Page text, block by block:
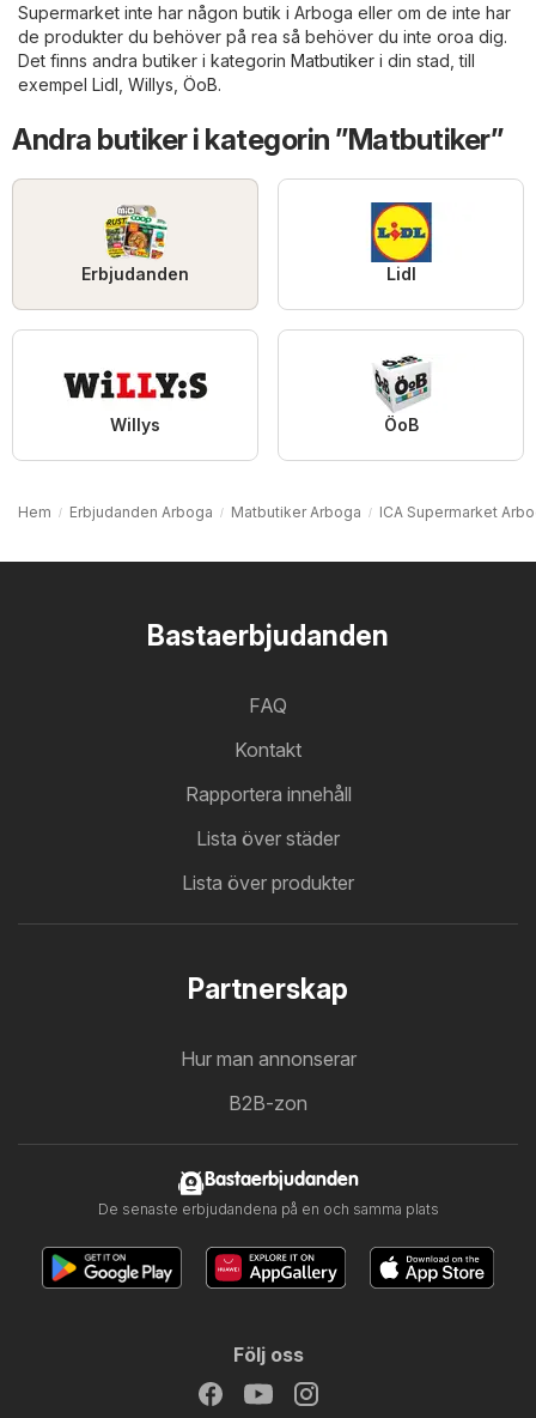
Supermarket inte har någon butik i Arboga eller om de inte har
de produkter du behöver på rea så behöver du inte oroa dig.
Det finns andra butiker i kategorin Matbutiker i din stad, till
exempel Lidl Willys ÖoB.
Andra butiker i kategorin ”Matbutiker”
Erbjudanden Lidl
Willys ÖoB
Hem Erbjudanden Arboga Matbutiker Arboga ICA Supermarket
Bastaerbjudanden
FAQ
Kontakt
Rapportera innehåll
Lista över städer
Lista över produkter
Partnerskap
Hur man annonserar
B2B-zon
Bastaerbjudanden
De senaste erbjudandena på en och samma plats
Följ oss